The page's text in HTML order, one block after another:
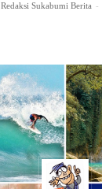
Redaksi Sukabumi Berita -